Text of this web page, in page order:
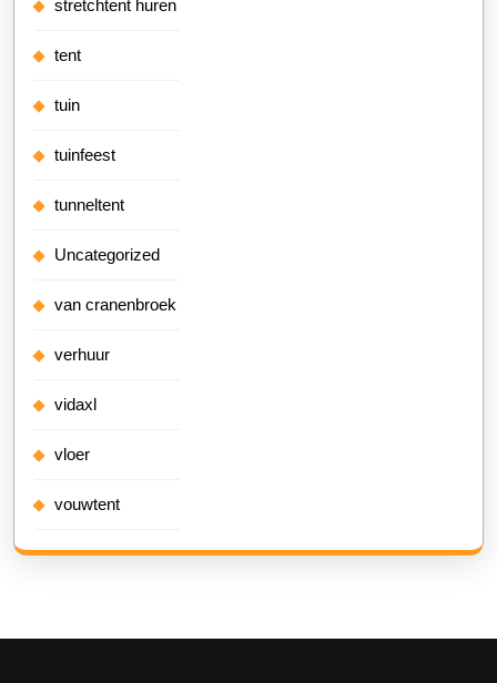
stretchtent huren
tent
tuin
tuinfeest
tunneltent
Uncategorized
van cranenbroek
verhuur
vidaxl
vloer
vouwtent